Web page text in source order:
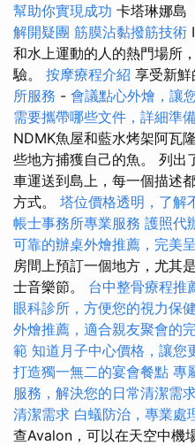
幫助你實現成功 卡塔琳娜島
解開疑團 筋膜沾黏撥筋技術
和水上運動的人的熱門場所
驗。 按摩療程介紹 享受新
所服務 - 會議點心外燴，讓
需要攜帶哪些文件，詳細準
NDMK魚屋和藍水烤架阿瓦
些地方捕獲自己的魚。 列出
車運送到島上，每一個描述
方式。 塔位價格透明，了解
帳士事務所專業服務 護照代
可靠的辦桌外燴推薦，完美
房間上預訂一個地方，尤其
士音樂節。 台中整骨療程推
眼科診所，方便您的視力保健
外燴推薦，適合親友聚會的
範 知道月子中心價格，讓您
打造獨一無二的宴會餐點 專
服務，解決您的日常清潔需
清潔需求 白蟻防治，專業處
查Avalon，可以在天空中機